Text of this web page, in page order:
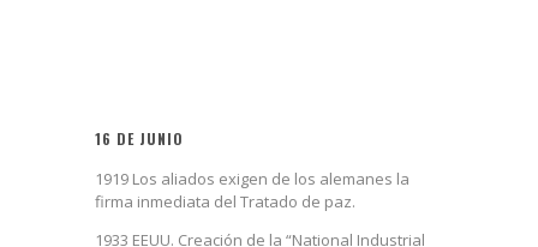
16 DE JUNIO
1919 Los aliados exigen de los alemanes la
firma inmediata del Tratado de paz.
1933 EEUU. Creación de la “National Industrial